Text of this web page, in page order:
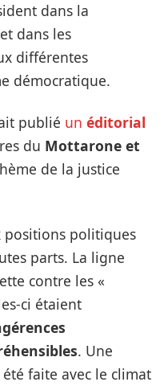
dans la
et dans les
différentes
démocratique.
publié un éditorial
du Mottarone et
de la justice
positions politiques
parts. La ligne
contre les «
ci étaient
. Une
faite avec le climat